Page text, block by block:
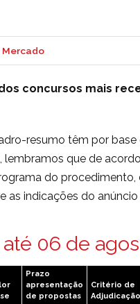
Mercado
concursos mais
resumo têm por
lembramos que de
do
indicações do anúncio
06 de
Prazo
apresentação
de propostas
Critério de
Adjudicação